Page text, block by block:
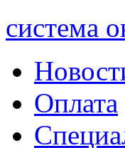
система
Оплата